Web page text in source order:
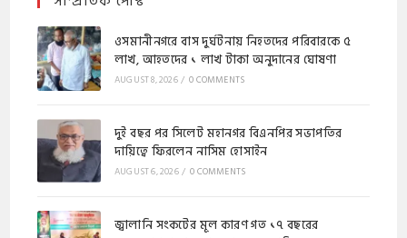
ওসমানীনগরে বাস দুর্ঘটনায় নিহতদের পরিবারকে ৫
লাখ, আহতদের ১ লাখ টাকা অনুদানের ঘোষণা
AUGUST 8, 2026/ 0 COMMENTS
দুই বছর পর সিলেট মহানগর বিএনপির সভাপতির
দায়িত্বে ফিরলেন নাসিম হোসাইন
AUGUST 6, 2026/ 0 COMMENTS
জ্বালানি সংকটের মূল কারণ গত ১৭ বছরের